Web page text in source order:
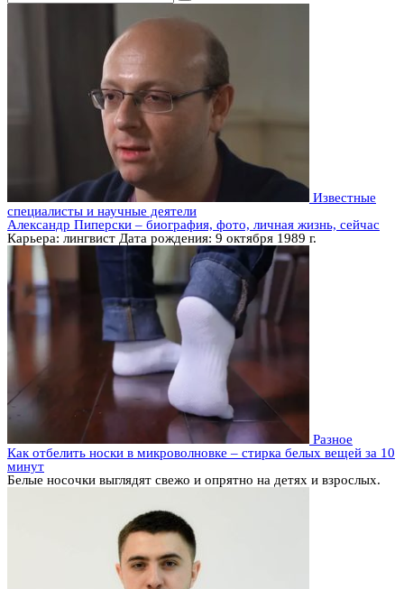
for:
Известные
специалисты и научные деятели
Александр Пиперски – биография, фото, личная жизнь, сейчас
Карьера: лингвист Дата рождения: 9 октября 1989 г.
Разное
Как отбелить носки в микроволновке – стирка белых вещей за 10
минут
Белые носочки выглядят свежо и опрятно на детях и взрослых.